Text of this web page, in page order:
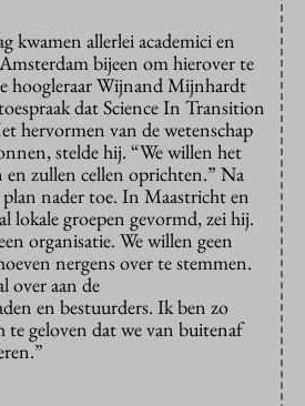
kwamen allerlei academici en
bijeen om hierover te
hoogleraar Wijnand Mijnhardt
dat Science In Transition
hervormen van de wetenschap
stelde hij. “We willen het
en zullen cellen oprichten.” Na
nader toe. In Maastricht en
lokale groepen gevormd, zei hij.
organisatie. We willen geen
nergens over te stemmen.
over aan de
en bestuurders. Ik ben zo
te geloven dat we van buitenaf